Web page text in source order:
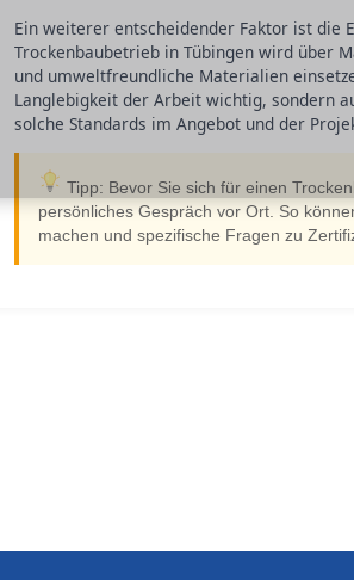
Ein weiterer entscheidender Faktor ist die
Trockenbaubetrieb in Tübingen wird über
und umweltfreundliche Materialien
Langlebigkeit der Arbeit wichtig, sondern
solche Standards im Angebot und der
Tipp: Bevor Sie sich für einen
persönliches Gespräch vor Ort. So
machen und spezifische Fragen zu